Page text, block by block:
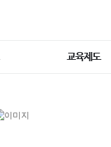
교육제도